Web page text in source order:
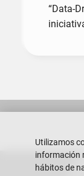
“Data-
Utilizamos
información
hábitos de